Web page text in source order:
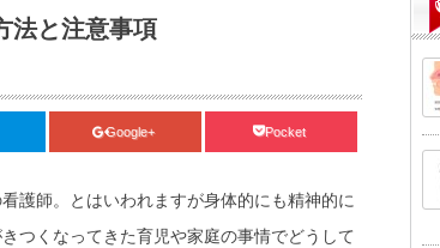
法と注意事項
Google+ Pocket
護師。とはいわれますが身体的にも精神的に
つくなってきた育児や家庭の事情でどうして